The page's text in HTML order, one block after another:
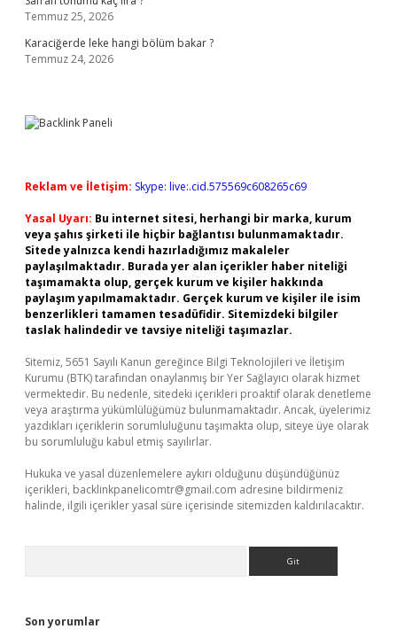
Temmuz 25, 2026
Karaciğerde leke hangi bölüm bakar ?
Temmuz 24, 2026
Reklam ve İletişim: Skype: live:.cid.575569c608265c69
Yasal Uyarı: Bu internet sitesi, herhangi bir marka, kurum
veya şahıs şirketi ile hiçbir bağlantısı bulunmamaktadır.
Sitede yalnızca kendi hazırladığımız makaleler
paylaşılmaktadır. Burada yer alan içerikler haber niteliği
taşımamakta olup, gerçek kurum ve kişiler hakkında
paylaşım yapılmamaktadır. Gerçek kurum ve kişiler ile isim
benzerlikleri tamamen tesadüfidir. Sitemizdeki bilgiler
taslak halindedir ve tavsiye niteliği taşımazlar.
Sitemiz, 5651 Sayılı Kanun gereğince Bilgi Teknolojileri ve İletişim
Kurumu (BTK) tarafından onaylanmış bir Yer Sağlayıcı olarak hizmet
vermektedir. Bu nedenle, sitedeki içerikleri proaktif olarak denetleme
veya araştırma yükümlülüğümüz bulunmamaktadır. Ancak, üyelerimiz
yazdıkları içeriklerin sorumluluğunu taşımakta olup, siteye üye olarak
bu sorumluluğu kabul etmiş sayılırlar.
Hukuka ve yasal düzenlemelere aykırı olduğunu düşündüğünüz
içerikleri, backlinkpanelicomtr@gmail.com adresine bildirmeniz
halinde, ilgili içerikler yasal süre içerisinde sitemizden kaldırılacaktır.
Son yorumlar